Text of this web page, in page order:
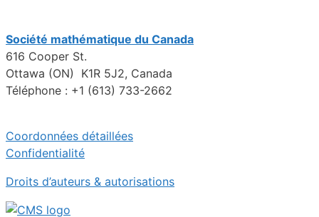
Société mathématique du Canada
616 Cooper St.
Ottawa (ON) K1R 5J2, Canada
Téléphone : +1 (613) 733-2662
Coordonnées détaillées
Confidentialité
Droits d’auteurs & autorisations